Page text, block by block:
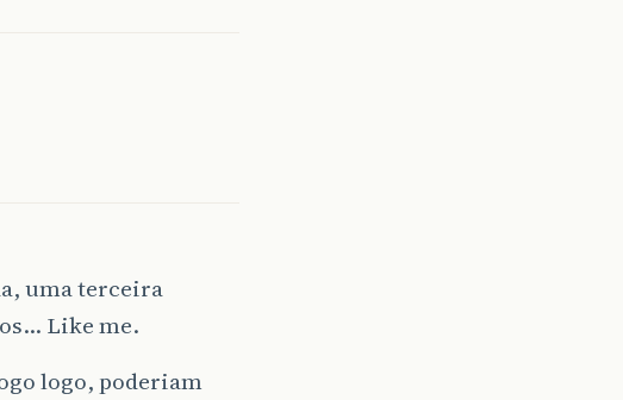
uma terceira
Like me.
logo, poderiam